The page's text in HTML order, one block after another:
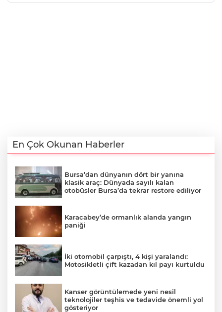
En Çok Okunan Haberler
Bursa’dan dünyanın dört bir yanına
klasik araç: Dünyada sayılı kalan
otobüsler Bursa’da tekrar restore ediliyor
Karacabey’de ormanlık alanda yangın
paniği
İki otomobil çarpıştı, 4 kişi yaralandı:
Motosikletli çift kazadan kıl payı kurtuldu
Kanser görüntülemede yeni nesil
teknolojiler teşhis ve tedavide önemli yol
gösteriyor